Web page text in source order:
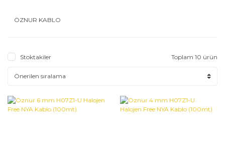
ÖZNUR KABLO
Stoktakiler Toplam 10 ürün